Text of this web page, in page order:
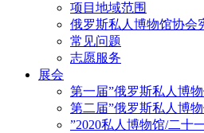
项目地域范围
俄罗斯私人博物馆协会
常见问题
志愿服务
展会
第一届”俄罗斯私人博
第二届”俄罗斯私人博
”2020私人博物馆/二十